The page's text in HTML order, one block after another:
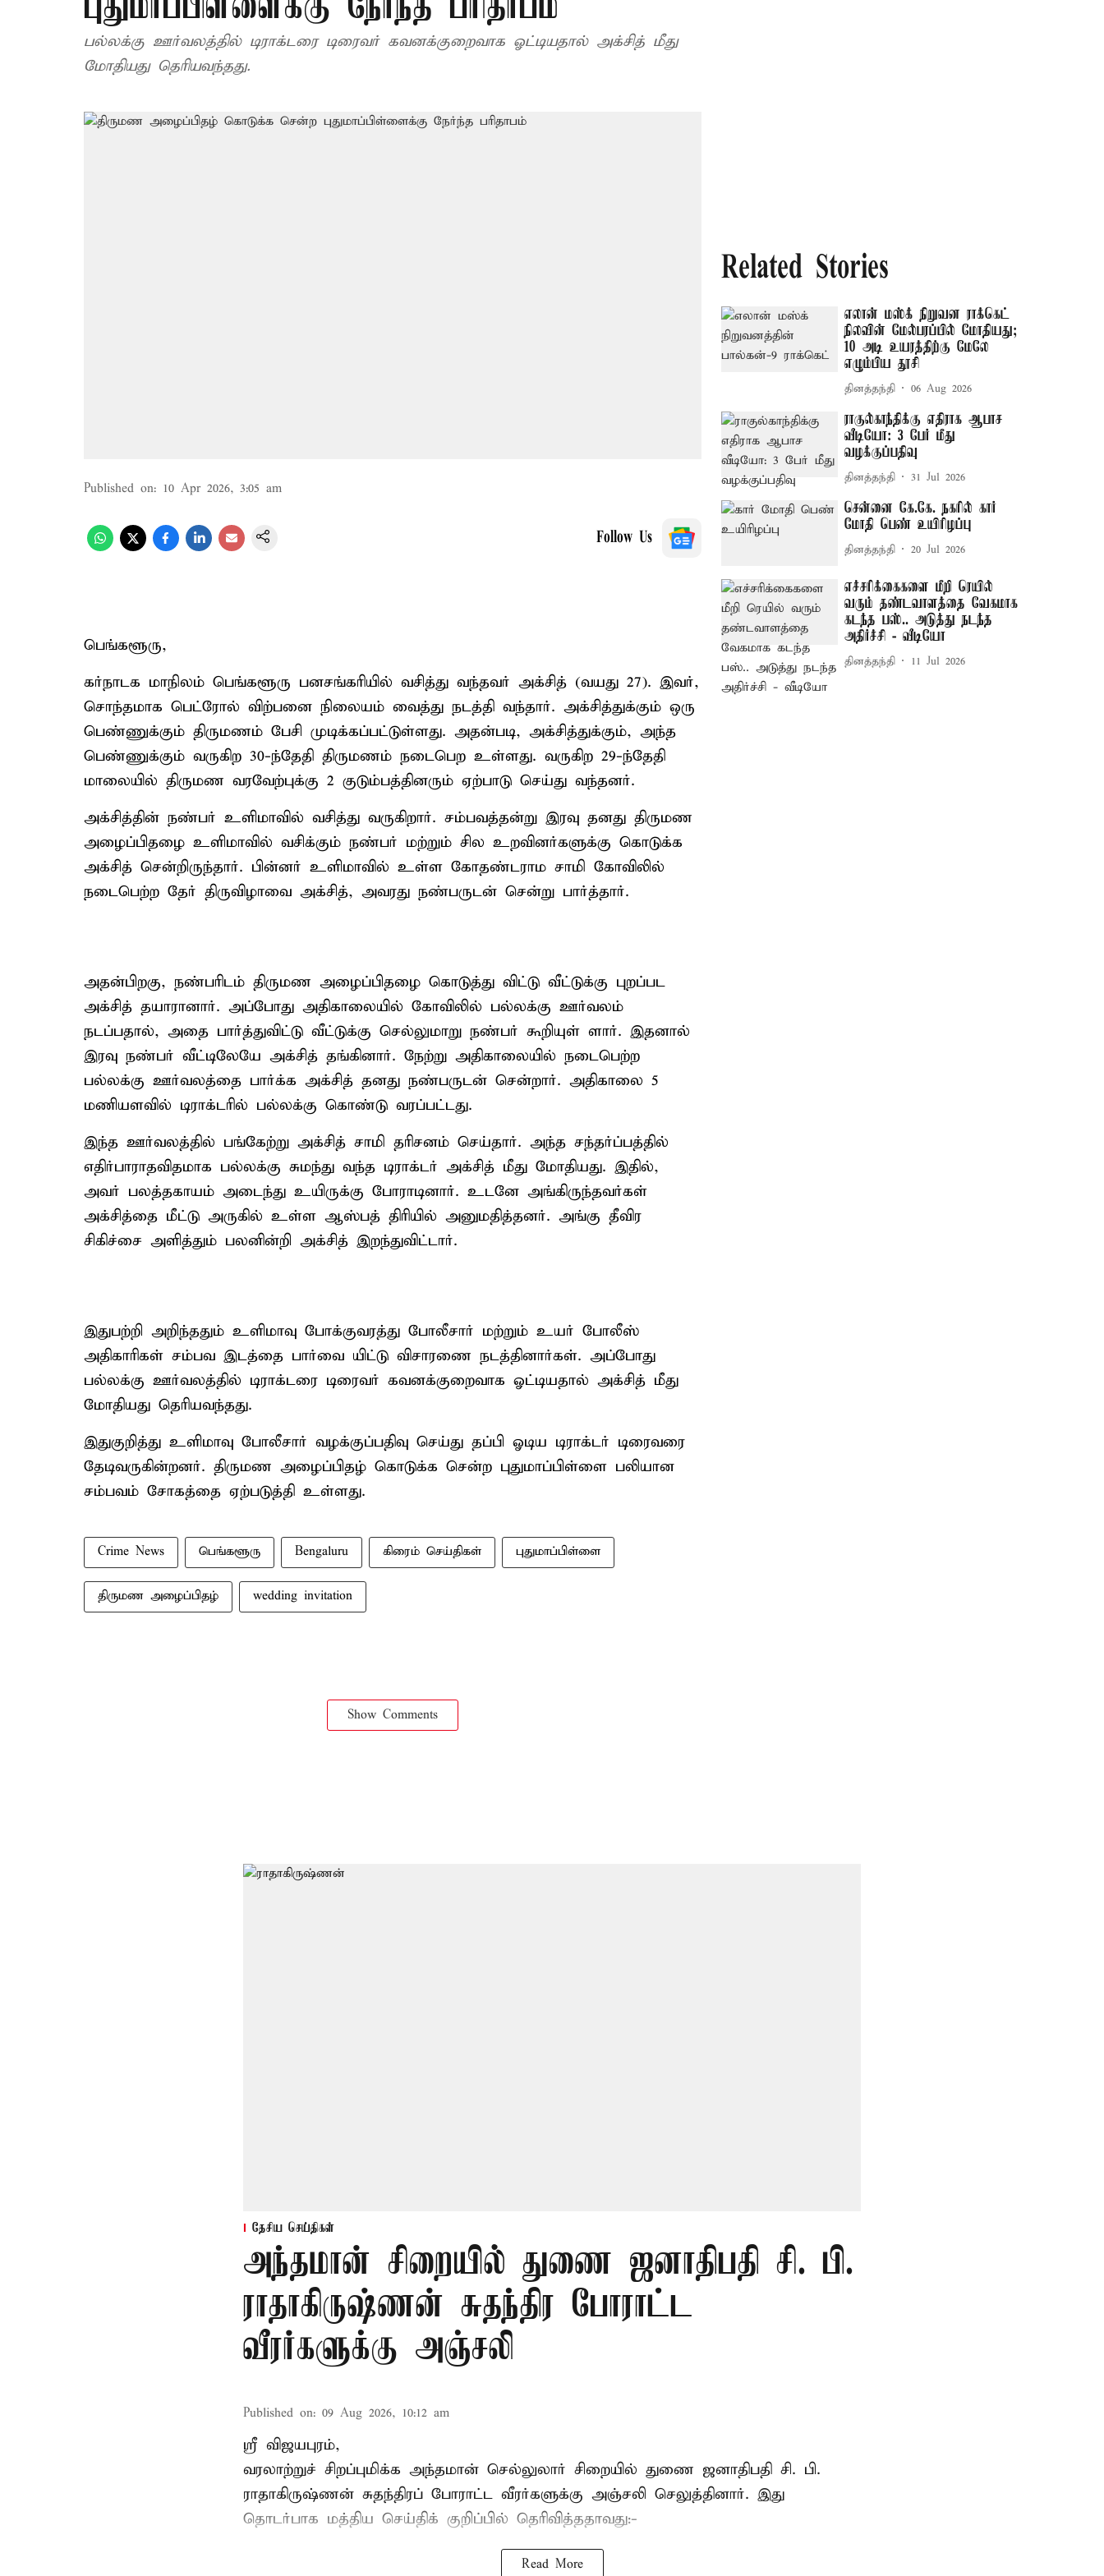
பல்லக்கு ஊர்வலத்தில் டிராக்டரை டிரைவர் கவனக்குறைவாக ஓட்டியதால் அக்சித் மீது
மோதியது தெரியவந்தது.
Published on: 10 Apr 2026, 3:05 am
Follow Us
பெங்களூரு,
கர்நாடக மாநிலம் பெங்களூரு பனசங்கரியில் வசித்து வந்தவர் அக்சித் (வயது 27). இவர்,
சொந்தமாக பெட்ரோல் விற்பனை நிலையம் வைத்து நடத்தி வந்தார். அக்சித்துக்கும் ஒரு
பெண்ணுக்கும் திருமணம் பேசி முடிக்கப்பட்டுள்ளது. அதன்படி, அக்சித்துக்கும், அந்த
பெண்ணுக்கும் வருகிற 30-ந்தேதி திருமணம் நடைபெற உள்ளது. வருகிற 29-ந்தேதி
மாலையில் திருமண வரவேற்புக்கு 2 குடும்பத்தினரும் ஏற்பாடு செய்து வந்தனர்.
அக்சித்தின் நண்பர் உளிமாவில் வசித்து வருகிறார். சம்பவத்தன்று இரவு தனது திருமண
அழைப்பிதழை உளிமாவில் வசிக்கும் நண்பர் மற்றும் சில உறவினர்களுக்கு கொடுக்க
அக்சித் சென்றிருந்தார். பின்னர் உளிமாவில் உள்ள கோதண்டராம சாமி கோவிலில்
நடைபெற்ற தேர் திருவிழாவை அக்சித், அவரது நண்பருடன் சென்று பார்த்தார்.
அதன்பிறகு, நண்பரிடம் திருமண அழைப்பிதழை கொடுத்து விட்டு வீட்டுக்கு புறப்பட
அக்சித் தயாரானார். அப்போது அதிகாலையில் கோவிலில் பல்லக்கு ஊர்வலம்
நடப்பதால், அதை பார்த்துவிட்டு வீட்டுக்கு செல்லுமாறு நண்பர் கூறியுள் ளார். இதனால்
இரவு நண்பர் வீட்டிலேயே அக்சித் தங்கினார். நேற்று அதிகாலையில் நடைபெற்ற
பல்லக்கு ஊர்வலத்தை பார்க்க அக்சித் தனது நண்பருடன் சென்றார். அதிகாலை 5
மணியளவில் டிராக்டரில் பல்லக்கு கொண்டு வரப்பட்டது.
இந்த ஊர்வலத்தில் பங்கேற்று அக்சித் சாமி தரிசனம் செய்தார். அந்த சந்தர்ப்பத்தில்
எதிர்பாராதவிதமாக பல்லக்கு சுமந்து வந்த டிராக்டர் அக்சித் மீது மோதியது. இதில்,
அவர் பலத்தகாயம் அடைந்து உயிருக்கு போராடினார். உடனே அங்கிருந்தவர்கள்
அக்சித்தை மீட்டு அருகில் உள்ள ஆஸ்பத் திரியில் அனுமதித்தனர். அங்கு தீவிர
சிகிச்சை அளித்தும் பலனின்றி அக்சித் இறந்துவிட்டார்.
இதுபற்றி அறிந்ததும் உளிமாவு போக்குவரத்து போலீசார் மற்றும் உயர் போலீஸ்
அதிகாரிகள் சம்பவ இடத்தை பார்வை யிட்டு விசாரணை நடத்தினார்கள். அப்போது
பல்லக்கு ஊர்வலத்தில் டிராக்டரை டிரைவர் கவனக்குறைவாக ஓட்டியதால் அக்சித் மீது
மோதியது தெரியவந்தது.
இதுகுறித்து உளிமாவு போலீசார் வழக்குப்பதிவு செய்து தப்பி ஓடிய டிராக்டர் டிரைவரை
தேடிவருகின்றனர். திருமண அழைப்பிதழ் கொடுக்க சென்ற புதுமாப்பிள்ளை பலியான
சம்பவம் சோகத்தை ஏற்படுத்தி உள்ளது.
Crime News பெங்களூரு Bengaluru கிரைம் செய்திகள் புதுமாப்பிள்ளை
திருமண அழைப்பிதழ் wedding invitation
Show Comments
Related Stories
எலான் மஸ்க் நிறுவன ராக்கெட்
நிலவின் மேல்பரப்பில் மோதியது;
10 அடி உயரத்திற்கு மேலே
எழும்பிய தூசி
தினத்தந்தி 06 Aug 2026
ராகுல்காந்திக்கு எதிராக ஆபாச
வீடியோ: 3 பேர் மீது
வழக்குப்பதிவு
தினத்தந்தி 31 Jul 2026
சென்னை கே.கே. நகரில் கார்
மோதி பெண் உயிரிழப்பு
தினத்தந்தி 20 Jul 2026
எச்சரிக்கைகளை மீறி ரெயில்
வரும் தண்டவாளத்தை வேகமாக
கடந்த பஸ்.. அடுத்து நடந்த
அதிர்ச்சி - வீடியோ
தினத்தந்தி 11 Jul 2026
தேசிய செய்திகள்
அந்தமான் சிறையில் துணை ஜனாதிபதி சி. பி.
ராதாகிருஷ்ணன் சுதந்திர போராட்ட
வீரர்களுக்கு அஞ்சலி
Published on: 09 Aug 2026, 10:12 am
ஸ்ரீ விஜயபுரம்,
வரலாற்றுச் சிறப்புமிக்க அந்தமான் செல்லுலார் சிறையில் துணை ஜனாதிபதி சி. பி.
ராதாகிருஷ்ணன் சுதந்திரப் போராட்ட வீரர்களுக்கு அஞ்சலி செலுத்தினார். இது
தொடர்பாக மத்திய செய்திக் குறிப்பில் தெரிவித்ததாவது:-
Read More